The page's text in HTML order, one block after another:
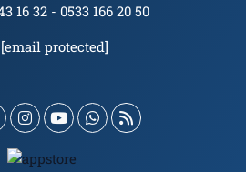
16 32 - 0533 166 20 50
[email protected]